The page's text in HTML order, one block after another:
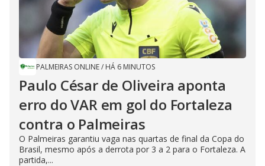
PALMEIRAS ONLINE/ HÁ 6 MINUTOS
Paulo César de Oliveira aponta
erro do VAR em gol do Fortaleza
contra o Palmeiras
O Palmeiras garantiu vaga nas quartas de final da Copa do
Brasil, mesmo após a derrota por 3 a 2 para o Fortaleza. A
partida,...